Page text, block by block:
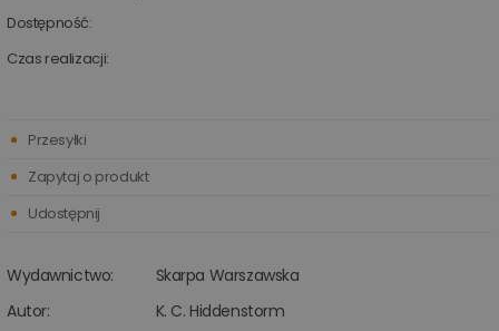
Dostępność:
Czas realizacji:
Wydawnictwo:
Skarpa Warszawska
Autor:
K. C. Hiddenstorm
Przesyłki
Zapytaj o produkt
Udostępnij